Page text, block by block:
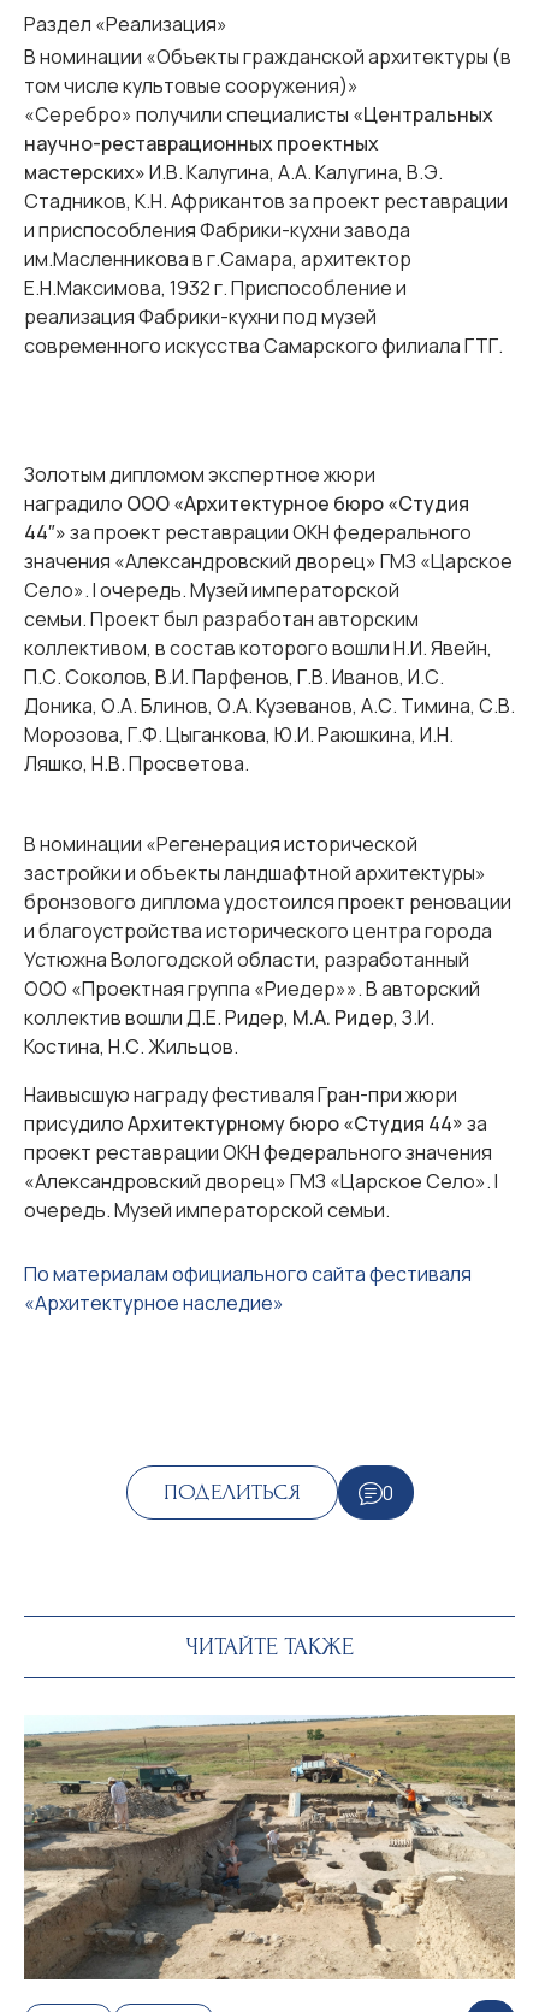
Раздел «Реализация»
В номинации «Объекты гражданской архитектуры (в
том числе культовые сооружения)»
«Серебро» получили специалисты «Центральных
научно-реставрационных проектных
мастерских»И.В. Калугина, А.А. Калугина, В.Э.
Стадников, К.Н. Африкантов за проект реставрации
и приспособления Фабрики-кухни завода
им.Масленникова в г.Самара, архитектор
Е.Н.Максимова, 1932 г. Приспособление и
реализация Фабрики-кухни под музей
современного искусства Самарского филиала ГТГ.
Золотым дипломом экспертное жюри
наградило ООО «Архитектурное бюро «Студия
44″»за проект реставрации ОКН федерального
значения «Александровский дворец» ГМЗ «Царское
Село». I очередь. Музей императорской
семьи. Проект был разработан авторским
коллективом, в состав которого вошли Н.И. Явейн,
П.С. Соколов, В.И. Парфенов, Г.В. Иванов, И.С.
Доника, О.А. Блинов, О.А. Кузеванов, А.С. Тимина, С.В.
Морозова, Г.Ф. Цыганкова, Ю.И. Раюшкина, И.Н.
Ляшко, Н.В. Просветова.
В номинации «Регенерация исторической
застройки и объекты ландшафтной архитектуры»
бронзового диплома удостоился проект реновации
и благоустройства исторического центра города
Устюжна Вологодской области, разработанный
ООО «Проектная группа «Риедер»». В авторский
коллектив вошли Д.Е. Ридер, М.А. Ридер, З.И.
Костина, Н.С. Жильцов.
Наивысшую награду фестиваля Гран-при жюри
присудилоАрхитектурному бюро «Студия 44»за
проект реставрации ОКН федерального значения
«Александровский дворец» ГМЗ «Царское Село». I
очередь. Музей императорской семьи.
По материалам официального сайта фестиваля
«Архитектурное наследие»
ПОДЕЛИТЬСЯ 0
ЧИТАЙТЕ ТАКЖЕ